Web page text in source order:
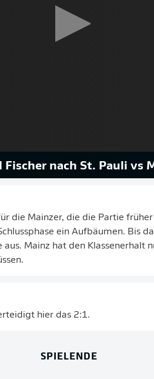
Fischer nach St. Pauli vs
die Mainzer, die die Partie
ein Aufbäumen. Bis
Mainz hat den Klassenerhalt
hier das 2:1.
SPIELENDE